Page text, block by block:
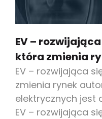
EV –
która zmienia
EV – rozwijająca
zmienia rynek
elektrycznych jest
EV – rozwijająca